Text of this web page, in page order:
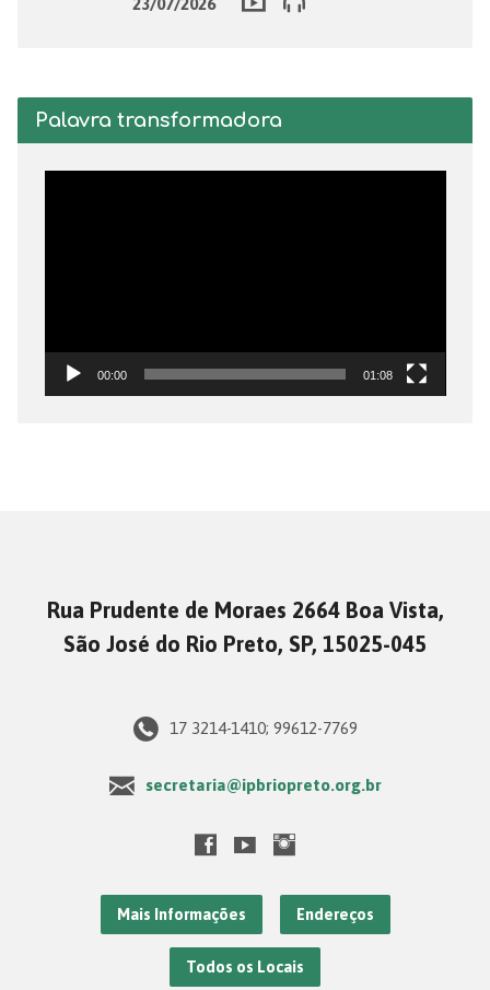
Palavra transformadora
00:00 01:08
Rua Prudente de Moraes 2664 Boa Vista,
São José do Rio Preto, SP, 15025-045
17 3214-1410; 99612-7769
secretaria@ipbriopreto.org.br
Mais Informações Endereços
Todos os Locais